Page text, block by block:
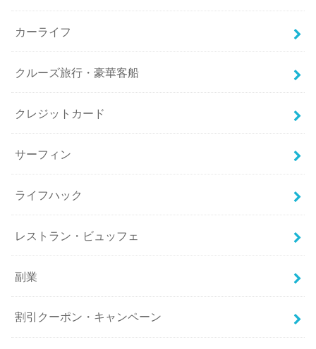
カーライフ
クルーズ旅行・豪華客船
クレジットカード
サーフィン
ライフハック
レストラン・ビュッフェ
副業
割引クーポン・キャンペーン